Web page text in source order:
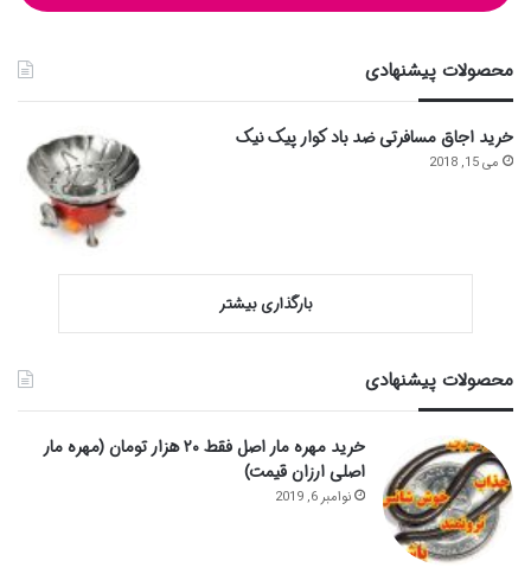
محصولات پیشنهادی
خرید اجاق مسافرتی ضد باد کوار پیک نیک
می 15, 2018
بارگذاری بیشتر
محصولات پیشنهادی
خرید مهره مار اصل فقط ۲۰ هزار تومان (مهره مار
اصلی ارزان قیمت)
نوامبر 6, 2019